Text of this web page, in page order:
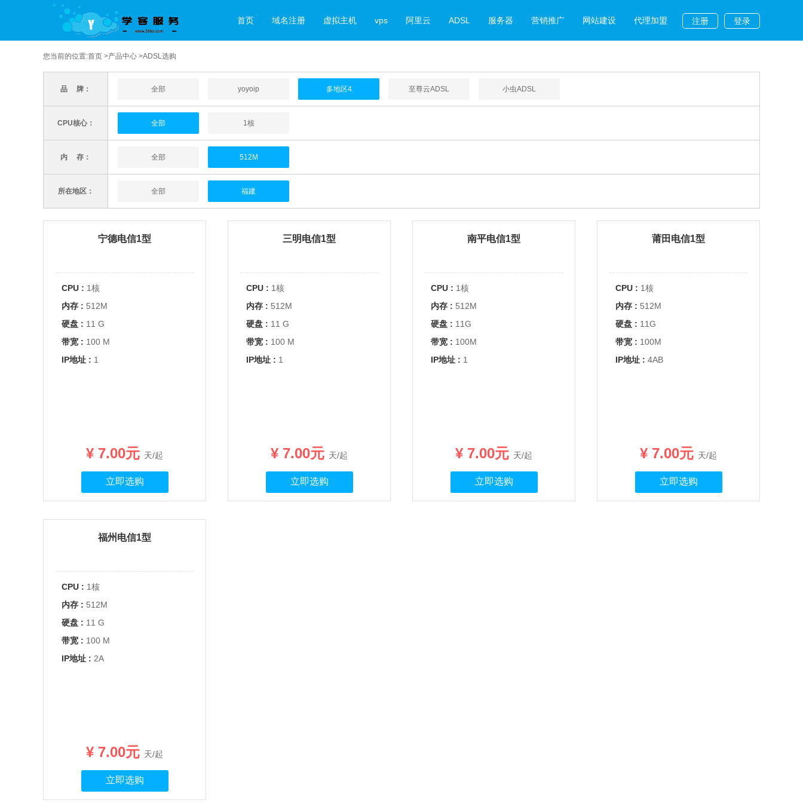
登录
注册
首页 域名注册 虚拟主机 vps 阿里云 ADSL 服务器 营销推广 网站建设 代理加盟
您当前的位置:首页 >产品中心 >ADSL选购
品 牌： 全部 yoyoip 多地区4 至尊云ADSL 小虫ADSL
CPU核心： 全部 1核
内 存： 全部 512M
所在地区： 全部 福建
宁德电信1型
CPU : 1核
内存 : 512M
硬盘 : 11 G
带宽 : 100 M
IP地址 : 1
¥ 7.00元 天/起
立即选购
三明电信1型
CPU : 1核
内存 : 512M
硬盘 : 11 G
带宽 : 100 M
IP地址 : 1
¥ 7.00元 天/起
立即选购
南平电信1型
CPU : 1核
内存 : 512M
硬盘 : 11G
带宽 : 100M
IP地址 : 1
¥ 7.00元 天/起
立即选购
莆田电信1型
CPU : 1核
内存 : 512M
硬盘 : 11G
带宽 : 100M
IP地址 : 4AB
¥ 7.00元 天/起
立即选购
福州电信1型
CPU : 1核
内存 : 512M
硬盘 : 11 G
带宽 : 100 M
IP地址 : 2A
¥ 7.00元 天/起
立即选购